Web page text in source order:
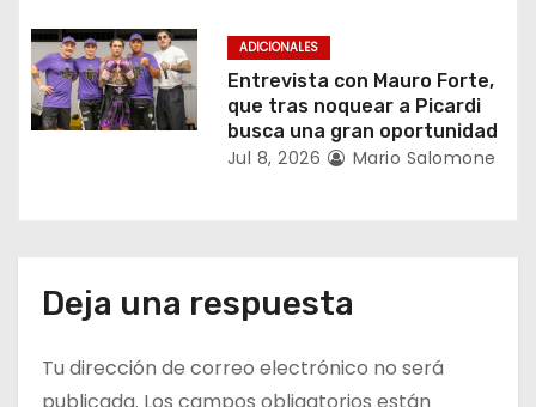
d
a
s
ADICIONALES
Entrevista con Mauro Forte,
que tras noquear a Picardi
busca una gran oportunidad
Jul 8, 2026 Mario Salomone
Deja una respuesta
Tu dirección de correo electrónico no será
publicada. Los campos obligatorios están